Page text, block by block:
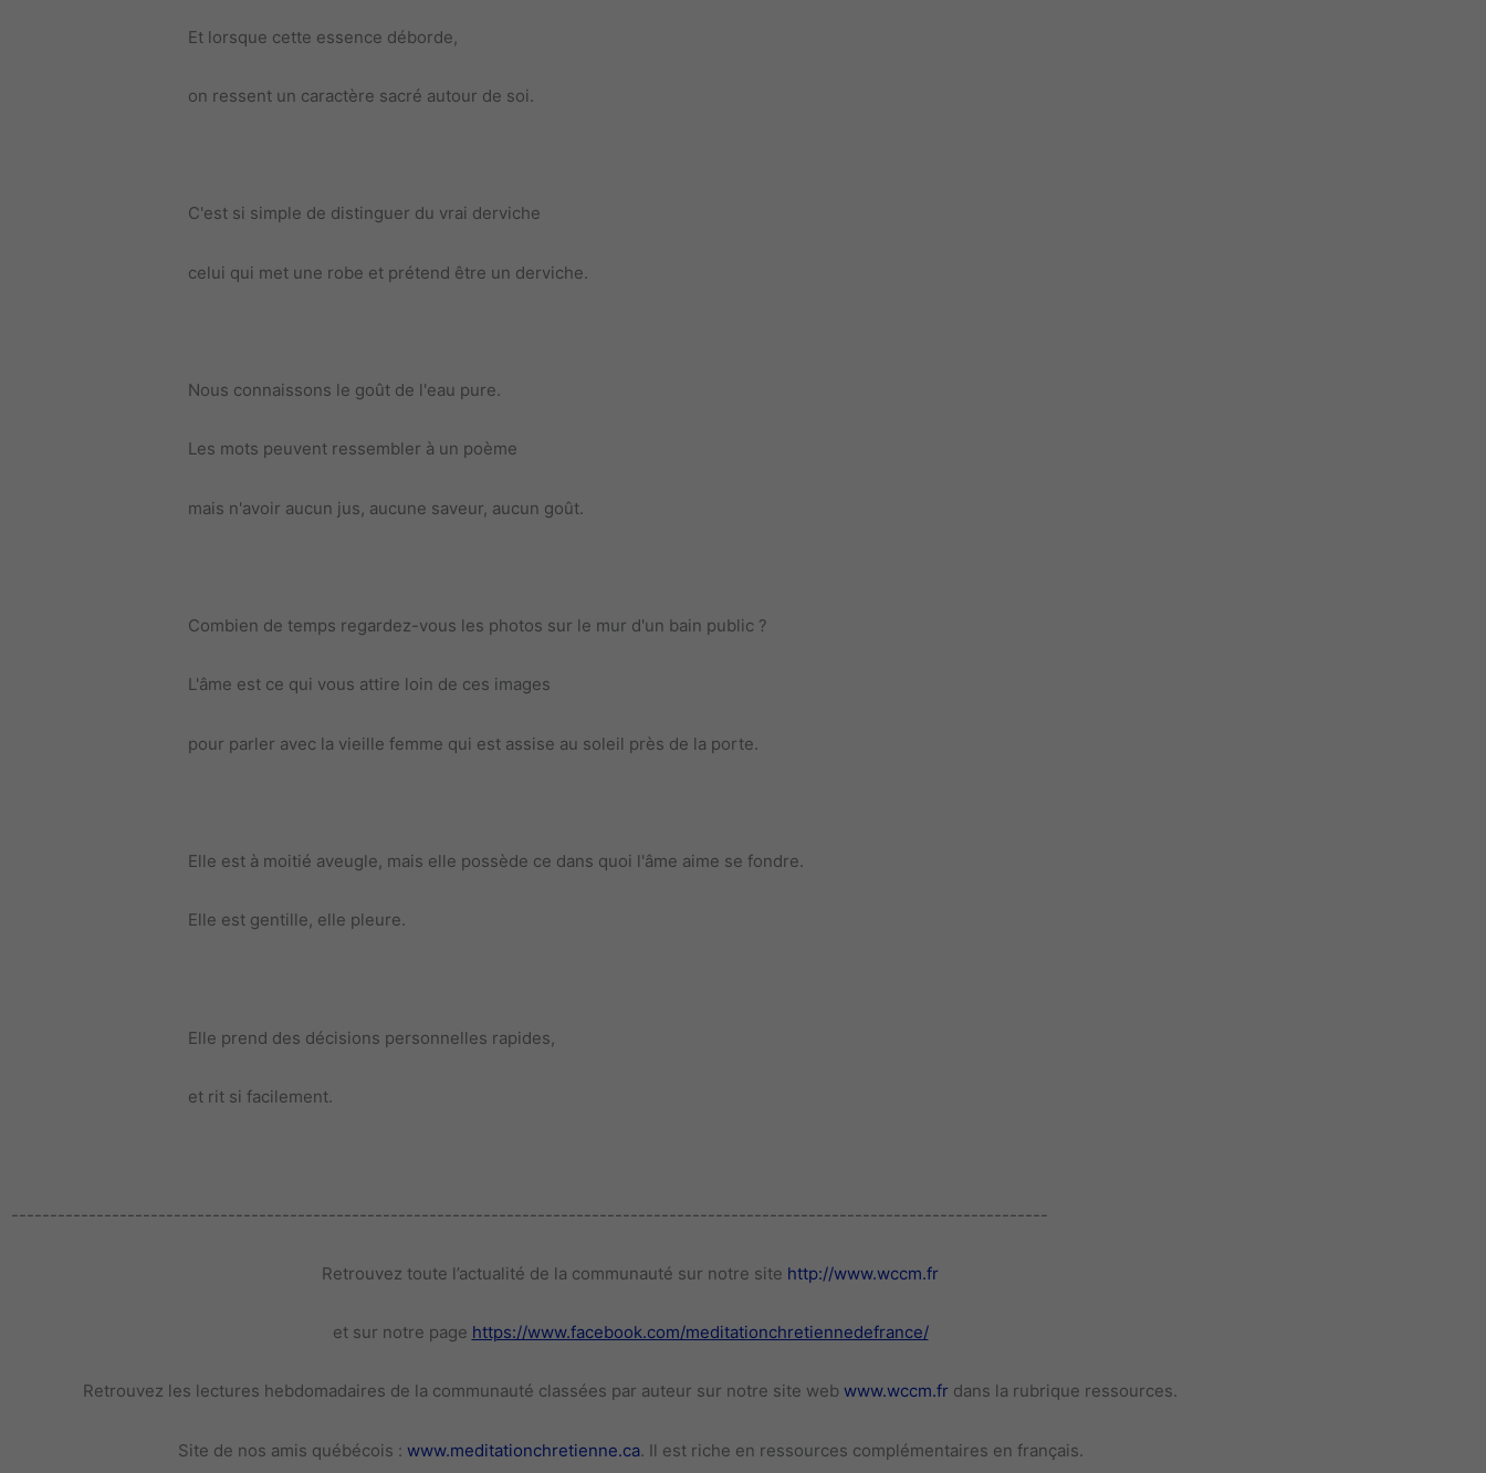
Et lorsque cette essence déborde,
on ressent un caractère sacré autour de soi.
C'est si simple de distinguer du vrai derviche
celui qui met une robe et prétend être un derviche.
Nous connaissons le goût de l'eau pure.
Les mots peuvent ressembler à un poème
mais n'avoir aucun jus, aucune saveur, aucun goût.
Combien de temps regardez-vous les photos sur le mur d'un bain public ?
L'âme est ce qui vous attire loin de ces images
pour parler avec la vieille femme qui est assise au soleil près de la porte.
Elle est à moitié aveugle, mais elle possède ce dans quoi l'âme aime se fondre.
Elle est gentille, elle pleure.
Elle prend des décisions personnelles rapides,
et rit si facilement.
--------------------------------------------------------------------------------------------------------------------------------------
Retrouvez toute l’actualité de la communauté sur notre site http://www.wccm.fr
et sur notre page https://www.facebook.com/meditationchretiennedefrance/
Retrouvez les lectures hebdomadaires de la communauté classées par auteur sur notre site web www.wccm.fr dans la rubrique ressources.
Site de nos amis québécois : www.meditationchretienne.ca. Il est riche en ressources complémentaires en français.